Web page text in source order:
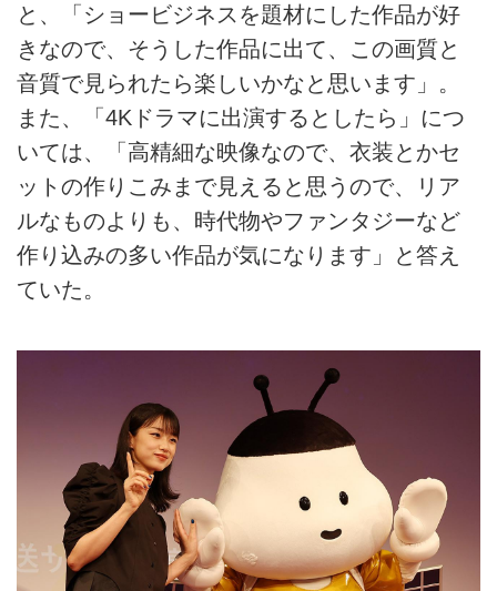
と、「ショービジネスを題材にした作品が好
きなので、そうした作品に出て、この画質と
音質で見られたら楽しいかなと思います」。
また、「4Kドラマに出演するとしたら」につ
いては、「高精細な映像なので、衣装とかセ
ットの作りこみまで見えると思うので、リア
ルなものよりも、時代物やファンタジーなど
作り込みの多い作品が気になります」と答え
ていた。